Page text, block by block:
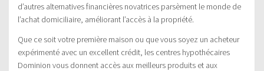
d’autres alternatives financières novatrices parsèment le monde de
l’achat domiciliaire, améliorant l’accès à la propriété.
Que ce soit votre première maison ou que vous soyez un acheteur
expérimenté avec un excellent crédit, les centres hypothécaires
Dominion vous donnent accès aux meilleurs produits et aux